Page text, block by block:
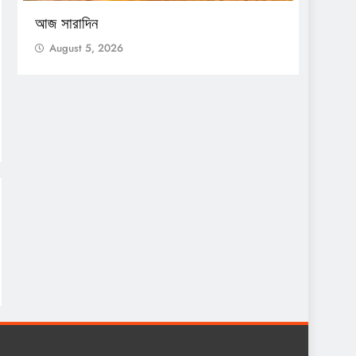
আজ সারাদিন
August 5, 2026